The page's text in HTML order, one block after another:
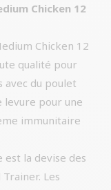
Chicken 12
Chicken 12
qualité pour
avec du poulet
levure pour une
immunitaire
est la devise des
Les